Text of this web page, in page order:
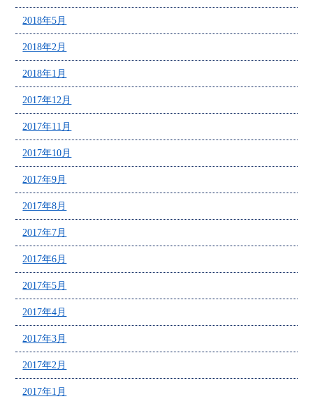
2018年5月
2018年2月
2018年1月
2017年12月
2017年11月
2017年10月
2017年9月
2017年8月
2017年7月
2017年6月
2017年5月
2017年4月
2017年3月
2017年2月
2017年1月